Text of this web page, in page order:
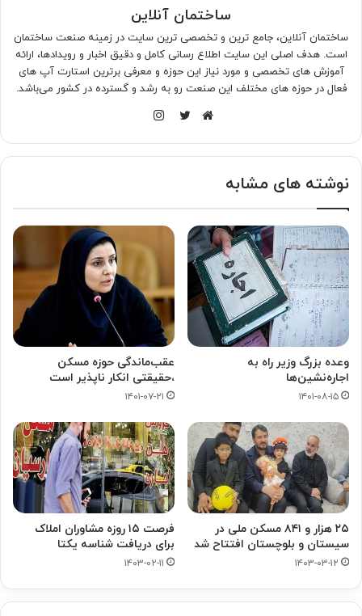
ساختمان آنلاین
ساختمان آنلاین، جامع ترین و تخصصی ترین سایت در زمینه صنعت ساختمان
است. هدف اصلی این سایت اطلاع رسانی کامل و دقیق اخبار و رویدادها، ارائه
آموزش های تخصصی و مورد نیاز این حوزه و معرفی برترین استارت آپ های
فعال در حوزه های مختلف این صنعت رو به رشد و گسترده در کشور می‌باشد.
نوشته های مشابه
وعده بزرگ وزیر راه به
اجاره‌نشین‌ها
۱۴۰۱-۰۸-۱۵
عقب‌ماندگی حوزه مسکن
،حقیقتی انکار ناپذیر است
۱۴۰۱-۰۷-۲۱
۲۵ هزار و ۸۴۱ مسکن ملی در
سیستان و بلوچستان افتتاح شد
۱۴۰۳-۰۳-۱۲
فرصت ۱۵ روزه مشاوران املاک
برای دریافت شناسه یکتا
۱۴۰۳-۰۲-۱۱